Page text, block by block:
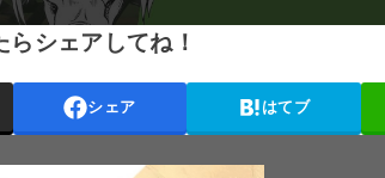
らシェアしてね！
シェア はてブ